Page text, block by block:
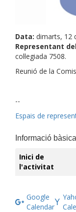
Data: dimarts, 12
Representant del
col·legiada 7508.
Reunió de la
--
Espais de
Informació bàsica
Inici de
l'activitat
Google
Calendar